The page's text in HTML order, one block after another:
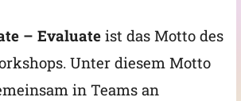
– Evaluateist das Motto des
Unter diesem Motto
in Teams an